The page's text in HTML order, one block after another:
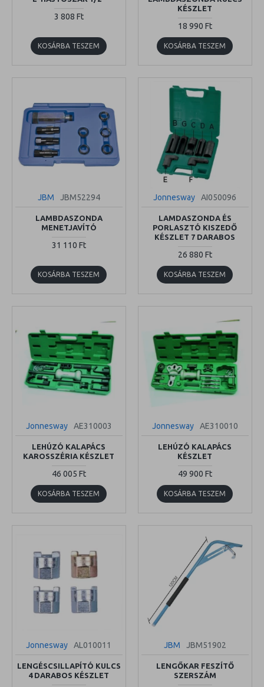
3 808 Ft
KOSÁRBA TESZEM
KÉSZLET
18 990 Ft
KOSÁRBA TESZEM
JBM JBM52294
LAMBDASZONDA
MENETJAVÍTÓ
31 110 Ft
KOSÁRBA TESZEM
Jonnesway AI050096
LAMDASZONDA ÉS
PORLASZTÓ KISZEDŐ
KÉSZLET 7 DARABOS
26 880 Ft
KOSÁRBA TESZEM
Jonnesway AE310003
LEHÚZÓ KALAPÁCS
KAROSSZÉRIA KÉSZLET
46 005 Ft
KOSÁRBA TESZEM
Jonnesway AE310010
LEHÚZÓ KALAPÁCS
KÉSZLET
49 900 Ft
KOSÁRBA TESZEM
Jonnesway AL010011
LENGÉSCSILLAPÍTÓ KULCS
4 DARABOS KÉSZLET
JBM JBM51902
LENGŐKAR FESZÍTŐ
SZERSZÁM